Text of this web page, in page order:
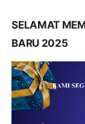
SELAMAT
BARU 2025